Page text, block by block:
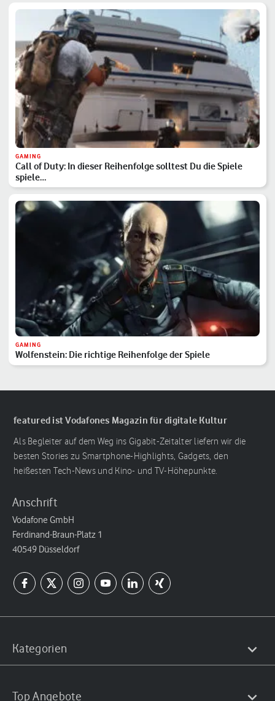
GAMING
Call of Duty: In dieser Reihenfolge solltest Du die Spiele
spiele…
GAMING
Wolfenstein: Die richtige Reihenfolge der Spiele
featured ist Vodafones Magazin für digitale Kultur
Als Begleiter auf dem Weg ins Gigabit-Zeitalter liefern wir die
besten Stories zu Smartphone-Highlights, Gadgets, den
heißesten Tech-News und Kino- und TV-Höhepunkte.
Anschrift
Vodafone GmbH
Ferdinand-Braun-Platz 1
40549 Düsseldorf
Kategorien
Top Angebote